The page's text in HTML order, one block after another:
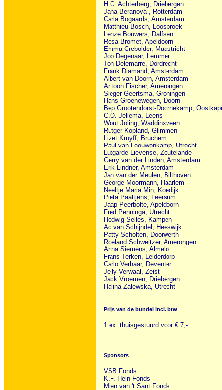
H.C. Achterberg, Driebergen
Jana Beranová , Rotterdam
Carla Bogaards, Amsterdam
Matthieu Bosch, Loosbroek
Lenze Bouwers, Dalfsen
Rosa Bromet, Apeldoorn
Emma Crebolder, Maastricht
Job Degenaar, Lemmer
Ton Delemarre, Dordrecht
Frank Diamand, Amsterdam
Albert van Doorn, Amsterdam
Antoon Fischer, Amerongen
Sieger Geertsma, Groningen
Hans Groenewegen, Doorn
Bep Grootendorst-Doornekamp,
C.O. Jellema, Leens
Wout Joling, Waddinxveen
Rutger Kopland, Glimmen
Lizet Kruyff, Bruchem
Paul van Leeuwenkamp, Utrecht
Lutgarde Lievense, Zoutelande
Gerry van der Linden, Amsterdam
Erik Lindner, Amsterdam
Jan van der Meulen, Bilthoven
George Moormann, Haarlem
Neeltje Maria Min, Koedijk
Piëta Paaltjens, Leersum
Jaap Peerbolte, Apeldoorn
Fred Penninga, Utrecht
Hedwig Selles, Kampen
Ad van Schijndel, Heeswijk
Patty Scholten, Doorwerth
Roeland Schweitzer, Amerongen
Anna Siemens, Almelo
Frans Terken, Leiderdorp
Carlo Verhaar, Deventer
Jelly Verwaal, Zeist
Jack Vroemen, Driebergen
Halina Zalewska, Utrecht
Prijs van de bundel incl. btw
1 ex. thuisgestuurd voor € 7,-
Sponsors
VSB Fonds
K.F. Hein Fonds
Mien van 't Sant Fonds